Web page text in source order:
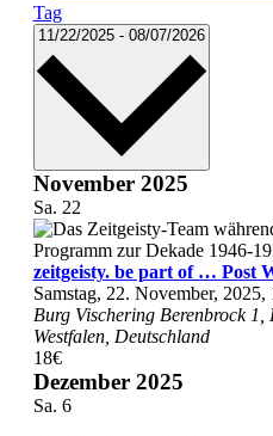
Tag
11/22/2025 - 08/07/2026 Datum
November 2025
Sa. 22
zeitgeisty. be part of … Post
Samstag, 22. November,
Burg Vischering Berenbrock 1,
Westfalen, Deutschland
18€
Dezember 2025
Sa. 6